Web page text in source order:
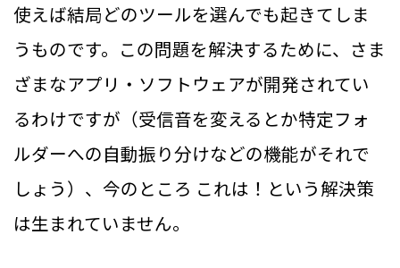
使えば結局どのツールを選んでも起きてしま
うものです。この問題を解決するために、さま
ざまなアプリ・ソフトウェアが開発されてい
るわけですが（受信音を変えるとか特定フォ
ルダーへの自動振り分けなどの機能がそれで
しょう）、今のところ これは！という解決策
は生まれていません。